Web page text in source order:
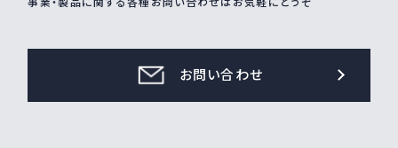
お問い合わせ